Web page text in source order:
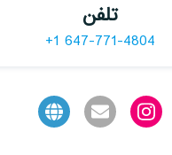
تلفن
+1 647-771-4804